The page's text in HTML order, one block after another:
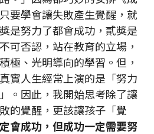
要學會讓失敗產生覺醒，就
是努力了都會成功，貳獎是
可否認，站在教育的立場，
極、光明導向的學習。但，
實人生經常上演的是「努力
。因此，我開始思考除了讓
的覺醒，更該讓孩子「覺
會成功，但成功一定需要努